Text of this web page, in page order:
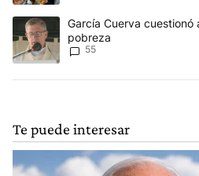
Un artículo de tendencia con el
García Cuerva cuestionó
pobreza
55